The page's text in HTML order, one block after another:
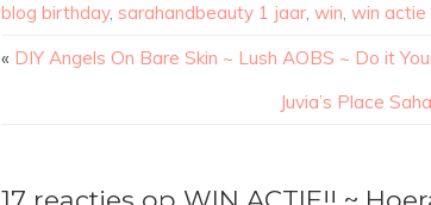
blog birthday, sarahandbeauty 1 jaar, win, win actie
« DIY Angels On Bare Skin ~ Lush AOBS ~ Do it
Juvia’s Place